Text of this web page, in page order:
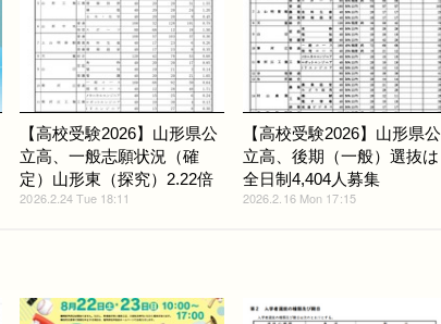
【高校受験2026】山形県公
立高、一般志願状況（確
定）山形東（探究）2.22倍
2026.2.24 Tue 18:11
【高校受験2026】山形県公
立高、後期（一般）選抜は
全日制4,404人募集
2026.2.16 Mon 17:15